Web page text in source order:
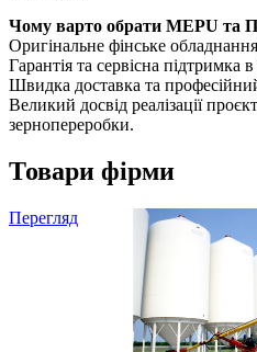
Чому варто обрати MEPU
Оригінальне фінське
Гарантія та сервісна підтримка в
Швидка доставка та
Великий досвід реалізації
зернопереробки.
Товари фірми
Перегляд